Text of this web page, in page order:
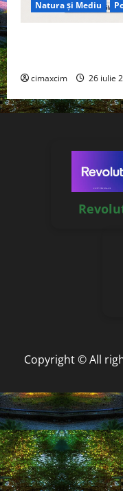
Natura și Mediu
cimaxcim 26 iulie
Copyright © All